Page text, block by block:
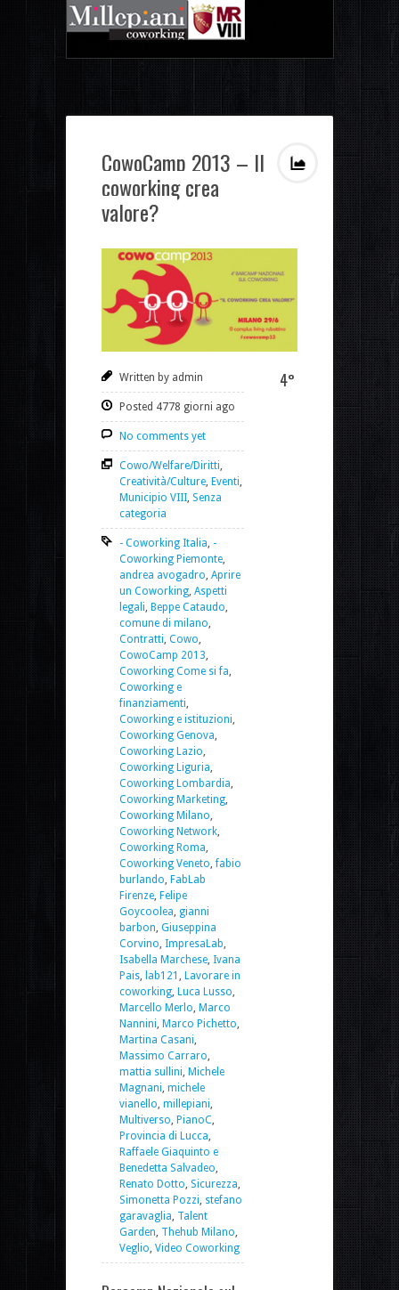
CowoCamp 2013 – Il
coworking crea
valore?
Written by admin
Posted 4778 giorni ago
No comments yet
Cowo/Welfare/Diritti
Creatività/Culture Eventi
Municipio VIII Senza
categoria
- Coworking Italia -
Coworking Piemonte
andrea avogadro Aprire
un Coworking Aspetti
legali Beppe Cataudo
comune di milano
Contratti Cowo
CowoCamp 2013
Coworking Come si fa
Coworking e
finanziamenti
Coworking e istituzioni
Coworking Genova
Coworking Lazio
Coworking Liguria
Coworking Lombardia
Coworking Marketing
Coworking Milano
Coworking Network
Coworking Roma
Coworking Veneto ,fabio
burlando FabLab
Firenze Felipe
Goycoolea gianni
barbon Giuseppina
Corvino ImpresaLab
Isabella Marchese Ivana
Pais
lab121
Lavorare in
coworking Luca Lusso
Marcello Merlo Marco
Nannini Marco Pichetto
Martina Casani
Massimo Carraro
mattia sullini Michele
Magnani michele
vianello millepiani
Multiverso PianoC
Provincia di Lucca
Raffaele Giaquinto e
Benedetta Salvadeo
Renato Dotto Sicurezza
Simonetta Pozzi stefano
garavaglia Talent
Garden Thehub Milano
Veglio Video Coworking
4°